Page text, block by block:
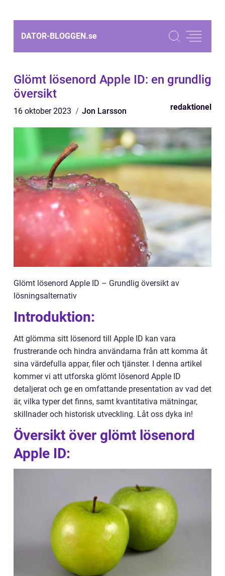
DATOR-BLOGGEN.se
Glömt lösenord Apple ID: en grundlig
översikt
16 oktober 2023 Jon Larsson redaktionel
Glömt lösenord Apple ID – Grundlig översikt av
lösningsalternativ
Introduktion:
Att glömma sitt lösenord till Apple ID kan vara
frustrerande och hindra användarna från att komma åt
sina värdefulla appar, filer och tjänster. I denna artikel
kommer vi att utforska glömt lösenord Apple ID
detaljerat och ge en omfattande presentation av vad det
är, vilka typer det finns, samt kvantitativa mätningar,
skillnader och historisk utveckling. Låt oss dyka in!
Översikt över glömt lösenord
Apple ID: